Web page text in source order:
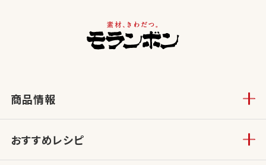
商品情報
おすすめレシピ